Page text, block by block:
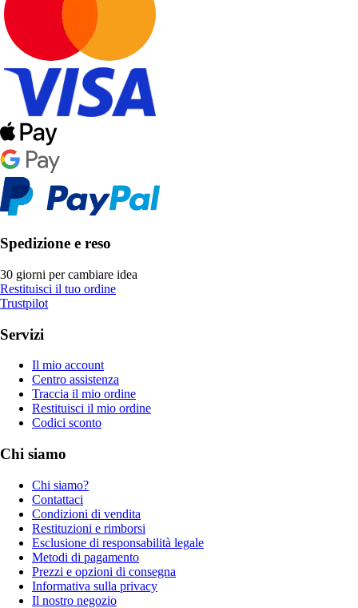
Spedizione e reso
30 giorni per cambiare idea
Restituisci il tuo ordine
Trustpilot
Servizi
Il mio account
Centro assistenza
Traccia il mio ordine
Restituisci il mio ordine
Codici sconto
Chi siamo
Chi siamo?
Contattaci
Condizioni di vendita
Restituzioni e rimborsi
Esclusione di responsabilità legale
Metodi di pagamento
Prezzi e opzioni di consegna
Informativa sulla privacy
Il nostro negozio